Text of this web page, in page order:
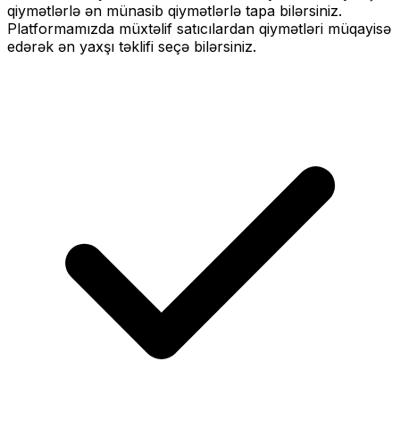
qiymətlərlə ən münasib qiymətlərlə tapa bilərsiniz.
Platformamızda müxtəlif satıcılardan qiymətləri müqayisə
edərək ən yaxşı təklifi seçə bilərsiniz.